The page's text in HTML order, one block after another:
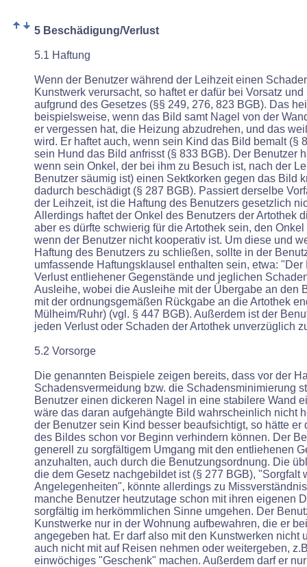
5 Beschädigung/Verlust
5.1 Haftung
Wenn der Benutzer während der Leihzeit einen
Kunstwerk verursacht, so haftet er dafür bei Vorsatz
aufgrund des Gesetzes (§§ 249, 276, 823 BGB). Das
beispielsweise, wenn das Bild samt Nagel von der
er vergessen hat, die Heizung abzudrehen, und das
wird. Er haftet auch, wenn sein Kind das Bild bemalt (§
sein Hund das Bild anfrisst (§ 833 BGB). Der Benutzer
wenn sein Onkel, der bei ihm zu Besuch ist, nach der
Benutzer säumig ist) einen Sektkorken gegen das Bild
dadurch beschädigt (§ 287 BGB). Passiert derselbe
der Leihzeit, ist die Haftung des Benutzers gesetzlich
Allerdings haftet der Onkel des Benutzers der Artothek
aber es dürfte schwierig für die Artothek sein, den
wenn der Benutzer nicht kooperativ ist. Um diese und
Haftung des Benutzers zu schließen, sollte in der
umfassende Haftungsklausel enthalten sein, etwa: "Der
Verlust entliehener Gegenstände und jeglichen
Ausleihe, wobei die Ausleihe mit der Übergabe an den
mit der ordnungsgemäßen Rückgabe an die Artothek
Mülheim/Ruhr) (vgl. § 447 BGB). Außerdem ist der
jeden Verlust oder Schaden der Artothek unverzüglich
5.2 Vorsorge
Die genannten Beispiele zeigen bereits, dass vor der
Schadensvermeidung bzw. die Schadensminimierung
Benutzer einen dickeren Nagel in eine stabilere Wand
wäre das daran aufgehängte Bild wahrscheinlich nicht
der Benutzer sein Kind besser beaufsichtigt, so hätte er
des Bildes schon vor Beginn verhindern können. Der
generell zu sorgfältigem Umgang mit den entliehenen
anzuhalten, auch durch die Benutzungsordnung. Die
die dem Gesetz nachgebildet ist (§ 277 BGB), "Sorgfalt
Angelegenheiten", könnte allerdings zu
manche Benutzer heutzutage schon mit ihren eigenen
sorgfältig im herkömmlichen Sinne umgehen. Der
Kunstwerke nur in der Wohnung aufbewahren, die er
angegeben hat. Er darf also mit den Kunstwerken nicht
auch nicht mit auf Reisen nehmen oder weitergeben,
einwöchiges "Geschenk" machen. Außerdem darf er